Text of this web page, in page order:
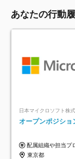
あなたの行動
オープンポジショ
配属組織や担当プロジェクトにより異なります。 ▼参考情報 ----------------------- 年俸650万～（1/12を月々支給） ※経験、能力を考慮の上、当社規定により優遇いたします。 ※時間外、休日出勤、深夜手当に対する賃金も基本年俸
東京都